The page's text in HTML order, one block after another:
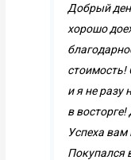
Добрый
хорошо
стоимость!
и я не разу
в
Успеха вам
Покупался